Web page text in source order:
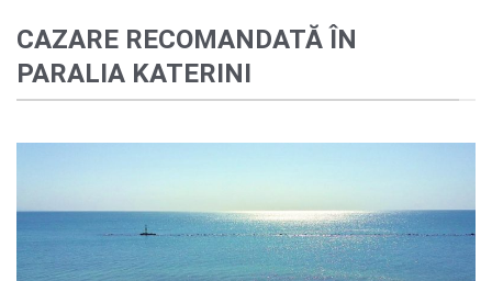
CAZARE RECOMANDATĂ ÎN
PARALIA KATERINI